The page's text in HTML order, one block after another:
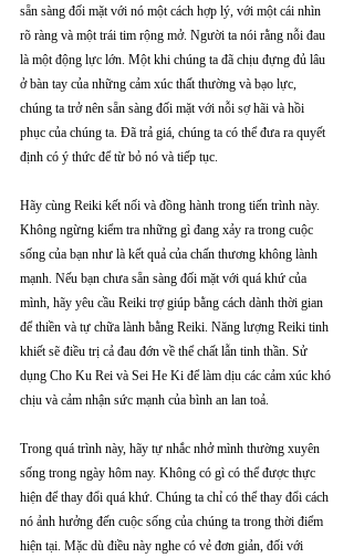
sẵn sàng đối mặt với nó một cách hợp lý, với một cái nhìn
rõ ràng và một trái tim rộng mở. Người ta nói rằng nỗi đau
là một động lực lớn. Một khi chúng ta đã chịu đựng đủ lâu
ở bàn tay của những cảm xúc thất thường và bạo lực,
chúng ta trở nên sẵn sàng đối mặt với nỗi sợ hãi và hồi
phục của chúng ta. Đã trả giá, chúng ta có thể đưa ra quyết
định có ý thức để từ bỏ nó và tiếp tục.
Hãy cùng Reiki kết nối và đồng hành trong tiến trình này.
Không ngừng kiểm tra những gì đang xảy ra trong cuộc
sống của bạn như là kết quả của chấn thương không lành
mạnh. Nếu bạn chưa sẵn sàng đối mặt với quá khứ của
mình, hãy yêu cầu Reiki trợ giúp bằng cách dành thời gian
để thiền và tự chữa lành bằng Reiki. Năng lượng Reiki tinh
khiết sẽ điều trị cả đau đớn về thể chất lẫn tinh thần. Sử
dụng Cho Ku Rei và Sei He Ki để làm dịu các cảm xúc khó
chịu và cảm nhận sức mạnh của bình an lan toả.
Trong quá trình này, hãy tự nhắc nhở mình thường xuyên
sống trong ngày hôm nay. Không có gì có thể được thực
hiện để thay đổi quá khứ. Chúng ta chỉ có thể thay đổi cách
nó ảnh hưởng đến cuộc sống của chúng ta trong thời điểm
hiện tại. Mặc dù điều này nghe có vẻ đơn giản, đối với